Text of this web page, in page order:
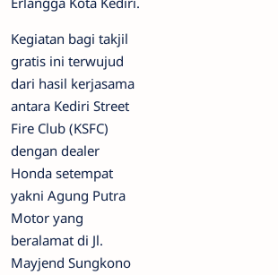
Kegiatan bagi takjil
gratis ini terwujud
dari hasil kerjasama
antara Kediri Street
Fire Club (KSFC)
dengan dealer
Honda setempat
yakni Agung Putra
Motor yang
beralamat di Jl.
Mayjend Sungkono